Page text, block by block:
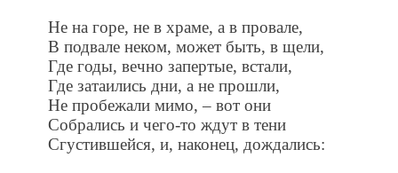
Не на горе, не в храме, а в провале,
В подвале неком, может быть, в щели,
Где годы, вечно запертые, встали,
Где затаились дни, а не прошли,
Не пробежали мимо, – вот они
Собрались и чего-то ждут в тени
Сгустившейся, и, наконец, дождались: